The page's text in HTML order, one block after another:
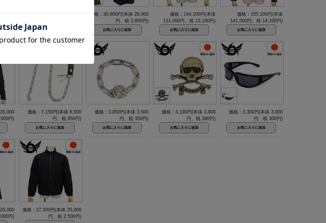
価格：30,800円(本体 28,000
価格：30,800円(本体 28,000
円、税 2,800円)
価格：144,100円(本体
131,000円、税 13,100円)
価格：155,100円(本体
141,000円、税 14,100円)
円)
価格：7,150円(本体 6,500
円、税 650円)
価格：3,850円(本体 3,500
円、税 350円)
価格：4,180円(本体 3,800
円、税 380円)
価格：3,300円(本体 3,000
円、税 300円)
円)
価格：27,500円(本体 25,000
円、税 2,500円)